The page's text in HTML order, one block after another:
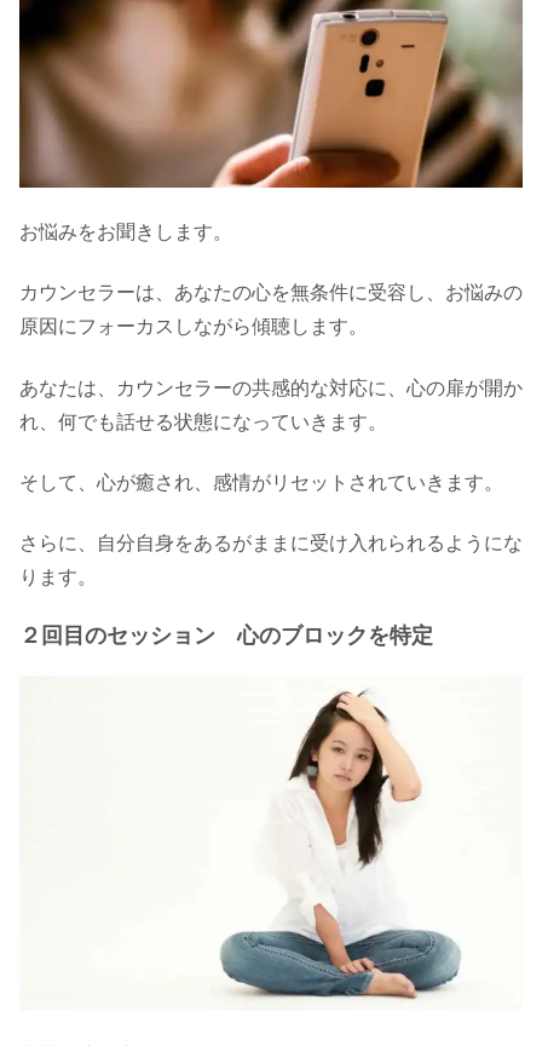
お悩みをお聞きします。
カウンセラーは、あなたの心を無条件に受容し、お悩みの
原因にフォーカスしながら傾聴します。
あなたは、カウンセラーの共感的な対応に、心の扉が開か
れ、何でも話せる状態になっていきます。
そして、心が癒され、感情がリセットされていきます。
さらに、自分自身をあるがままに受け入れられるようにな
ります。
２回目のセッション 心のブロックを特定